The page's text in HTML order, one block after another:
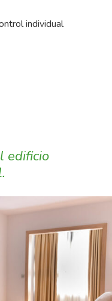
individual
edificio